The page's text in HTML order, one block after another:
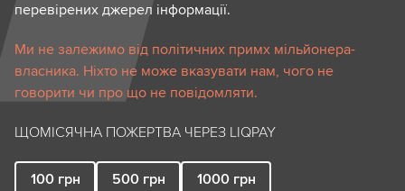
перевірених джерел інформації.
Ми не залежимо від політичних примх мільйонера-
власника. Ніхто не може вказувати нам, чого не
говорити чи про що не повідомляти.
ЩОМІСЯЧНА ПОЖЕРТВА ЧЕРЕЗ LIQPAY
100 грн 500 грн 1000 грн